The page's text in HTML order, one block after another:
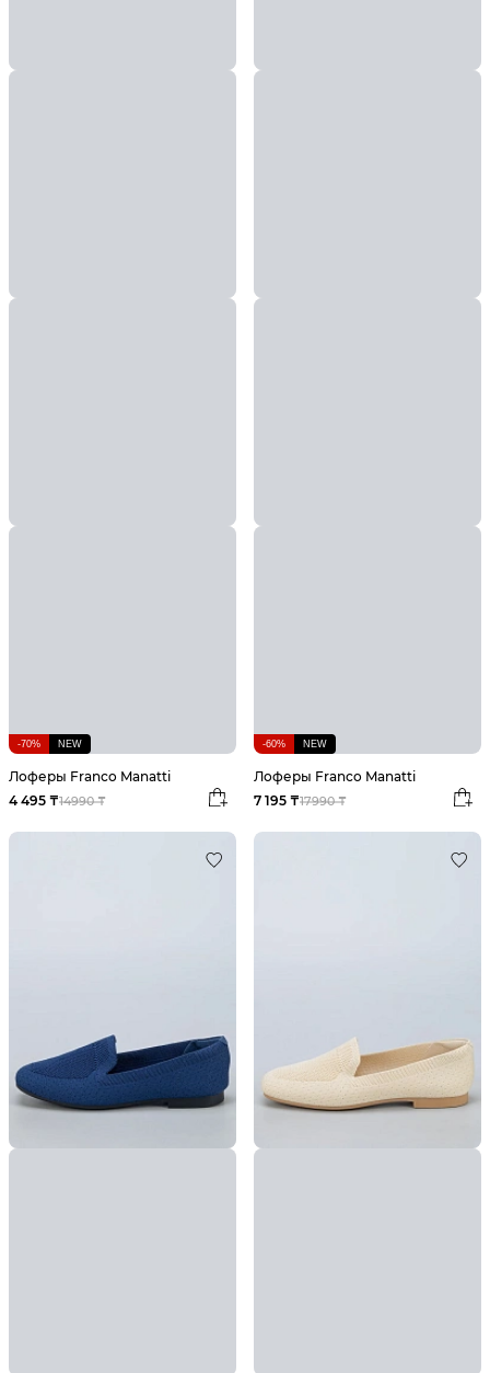
-70% NEW
Лоферы Franco Manatti
14990 ₸
4 495 ₸
-60% NEW
Лоферы Franco Manatti
17990 ₸
7 195 ₸